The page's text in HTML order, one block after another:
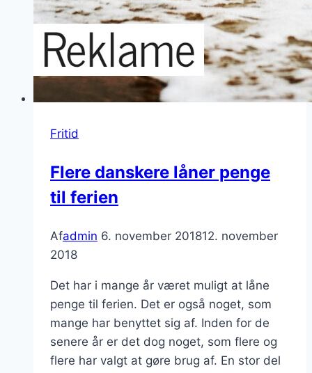
Fritid
Flere danskere låner penge
til ferien
Afadmin 6. november 201812. november
2018
Det har i mange år været muligt at låne
penge til ferien. Det er også noget, som
mange har benyttet sig af. Inden for de
senere år er det dog noget, som flere og
flere har valgt at gøre brug af. En stor del